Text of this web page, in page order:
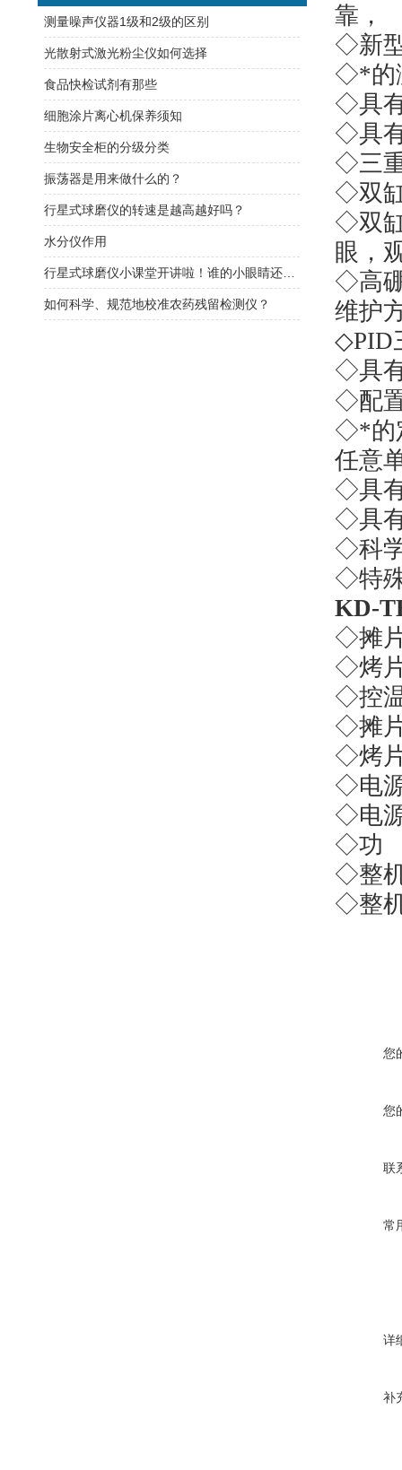
靠，
◇新
◇*的
◇具
◇具
◇三
◇双
◇双
眼，
◇高
维护
◇PID
◇具
◇配
◇*的
任意
◇具
◇具
◇科
◇特
KD-
◇摊
◇烤
◇控
◇摊
◇烤
◇电
◇电
◇功
◇整
◇整
您
您
联
常
详
补
测量噪声仪器1级和2级的区别
光散射式激光粉尘仪如何选择
食品快检试剂有那些
细胞涂片离心机保养须知
生物安全柜的分级分类
振荡器是用来做什么的？
行星式球磨仪的转速是越高越好吗？
水分仪作用
如何科学、规范地校准农药残留检测仪？